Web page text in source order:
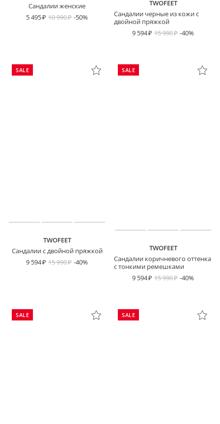
Сандалии женские
5 495
10 990 -50%
TWOFEET
Сандалии черные из кожи с
двойной пряжкой
9 594
15 990 -40%
SALE
TWOFEET
Сандалии с двойной пряжкой
9 594
15 990 -40%
SALE
TWOFEET
Сандалии коричневого оттенка
с тонкими ремешками
9 594
15 990 -40%
SALE SALE